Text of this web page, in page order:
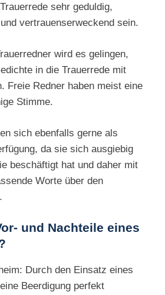
sehr geduldig,
vertrauenserweckend sein.
wird es gelingen,
in die Trauerrede mit
Freie Redner haben meist eine
Stimme.
sich ebenfalls gerne als
da sie sich ausgiebig
beschäftigt hat und daher mit
Worte über den
und Nachteile eines
Durch den Einsatz eines
Beerdigung perfekt